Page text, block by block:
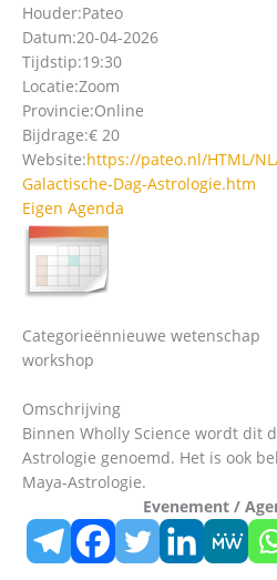
Houder:Pateo
Datum:20-04-2026
Tijdstip:19:30
Locatie:Zoom
Provincie:Online
Bijdrage:€ 20
Website:https://pateo.nl/HTML/
Galactische-Dag-Astrologie.htm
Eigen Agenda
Categorieënnieuwe wetenschap
workshop
Omschrijving
Binnen Wholly Science wordt dit
Astrologie genoemd. Het is ook
Maya-Astrologie.
Evenement /